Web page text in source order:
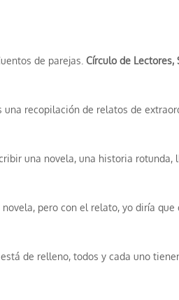
de parejas. Círculo de Lectores,
una recopilación de relatos de
una novela, una historia rotunda,
pero con el relato, yo diría que
de relleno, todos y cada uno